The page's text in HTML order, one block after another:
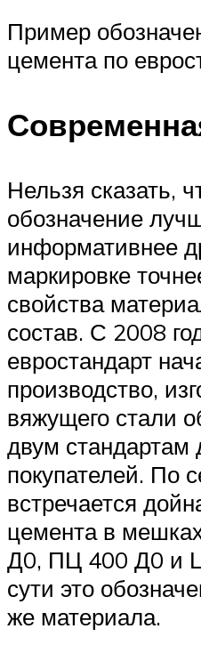
Пример
цемента по
Нельзя сказать,
обозначение
информативнее
маркировке
свойства
состав. С 2008
евростандарт
производство,
вяжущего стали
двум стандартам
покупателей. По
встречается
цемента в
Д0, ПЦ 400 Д0 и
сути это
же материала.